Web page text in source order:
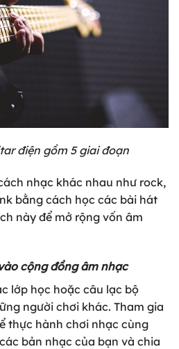
điện gồm 5 giai đoạn
nhạc khác nhau như rock,
bằng cách học các bài hát
này để mở rộng vốn âm
cộng đồng âm nhạc
lớp học hoặc câu lạc bộ
người chơi khác. Tham gia
thực hành chơi nhạc cùng
bản nhạc của bạn và chia